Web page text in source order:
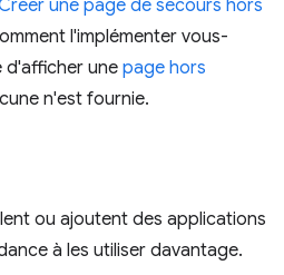
une page de secours hors
l'implémenter vous-
d'afficher une page hors
n'est fournie.
ou ajoutent des applications
à les utiliser davantage.